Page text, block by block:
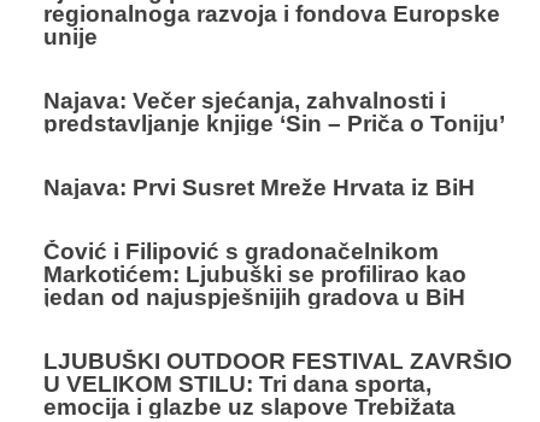
regionalnoga razvoja i fondova Europske
unije
Najava: Večer sjećanja, zahvalnosti i
predstavljanje knjige ‘Sin – Priča o Toniju’
Najava: Prvi Susret Mreže Hrvata iz BiH
Čović i Filipović s gradonačelnikom
Markotićem: Ljubuški se profilirao kao
jedan od najuspješnijih gradova u BiH
LJUBUŠKI OUTDOOR FESTIVAL ZAVRŠIO
U VELIKOM STILU: Tri dana sporta,
emocija i glazbe uz slapove Trebižata